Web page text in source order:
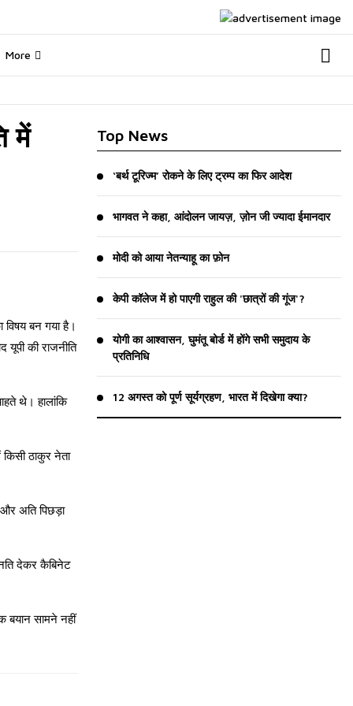
More
में
विषय बन गया है।
की राजनीति
थे। हालांकि
ठाकुर नेता
अति पिछड़ा
देकर कैबिनेट
बयान सामने नहीं
Top News
‘बर्थ टूरिज्म’ रोकने के लिए ट्रम्प का फिर आदेश
भागवत ने कहा, आंदोलन जायज़, ज़ोन जी ज्यादा ईमानदार
मोदी को आया नेतन्याहू का फ़ोन
केपी कॉलेज में हो पाएगी राहुल की 'छात्रों की गूंज'?
योगी का आश्वासन, घुमंतू बोर्ड में होंगे सभी समुदाय के
प्रतिनिधि
12 अगस्त को पूर्ण सूर्यग्रहण, भारत में दिखेगा क्या?